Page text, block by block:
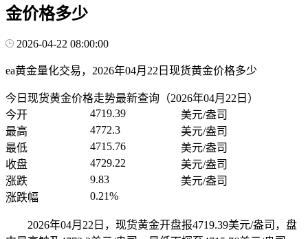
金价格多少
2026-04-22 08:00:00
ea黄金量化交易，2026年04月22日现货黄金价格多少
今日现货黄金价格走势最新查询（2026年04月22日）
今开
4719.39
美元/盎司
最高
4772.3
美元/盎司
最低
4715.76
美元/盎司
收盘
4729.22
美元/盎司
涨跌
9.83
美元/盎司
涨跌幅
0.21%
2026年04月22日，现货黄金开盘报4719.39美元/盎司，盘